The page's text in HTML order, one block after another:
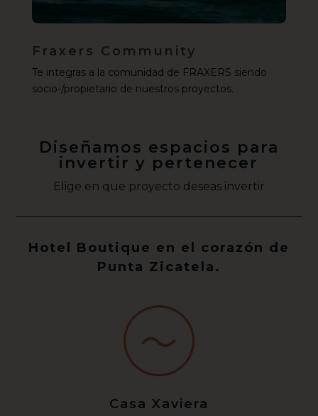
Fraxers Community
Te integras a la comunidad de FRAXERS siendo
socio-/propietario de nuestros proyectos.
Diseñamos espacios para
invertir y pertenecer
Elige en que proyecto deseas invertir
Hotel Boutique en el corazón de
Punta Zicatela.
Casa Xaviera